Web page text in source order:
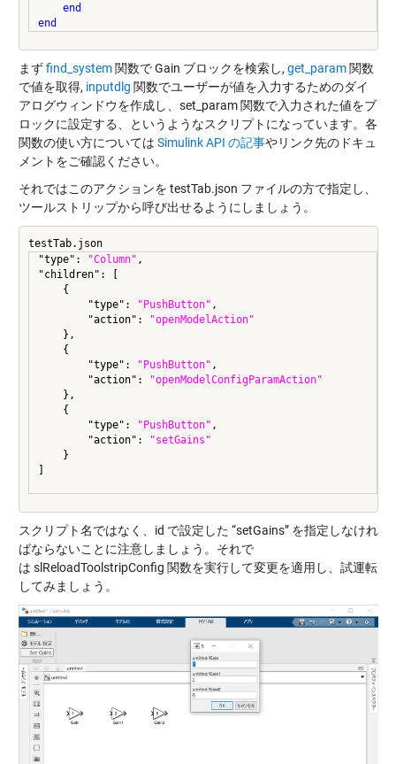
end
まずfind_system関数で Gain ブロックを検索し, get_param関数
で値を取得, inputdlg 関数でユーザーが値を入力するためのダイ
アログウィンドウを作成し、set_param 関数で入力された値をブ
ロックに設定する、というようなスクリプトになっています。各
関数の使い方については Simulink API の記事やリンク先のドキュ
メントをご確認ください。
それではこのアクションを testTab.json ファイルの方で指定し、
ツールストリップから呼び出せるようにしましょう。
testTab.json
"type":
"Column" ,
"children": [
    {
        "type":
"PushButton" ,
        "action":
"openModelAction"
    },
    {
        "type":
"PushButton" ,
        "action":
"openModelConfigParamAction"
    },
    {
        "type":
"PushButton" ,
        "action":
"setGains"
    }
]
スクリプト名ではなく、id で設定した “setGains” を指定しなけれ
ばならないことに注意しましょう。それで
は slReloadToolstripConfig 関数を実行して変更を適用し、試運転
してみましょう。